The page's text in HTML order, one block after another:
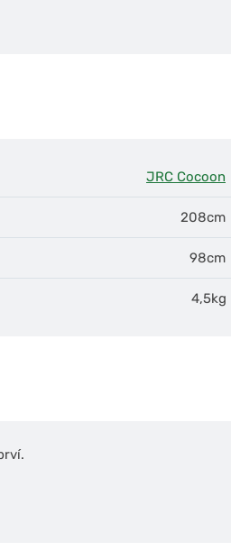
JRC Cocoon
208cm
98cm
4,5kg